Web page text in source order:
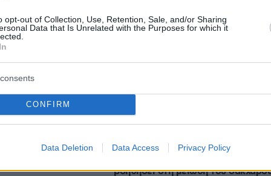
opt-out of Collection, Use, Retention, Sale, and/or Sharing
Data that Is Unrelated with the Purposes for which it
CONFIRM
Data Deletion Data Access Privacy Policy
Ειδήσεις
από την Ελλάδα και τον Κόσμο, τη
στο Protothema.gr
προβλημάτων ασφαλείας στο νέο
βοηθήσει στη μείωση του
πριν 19 λεπτά